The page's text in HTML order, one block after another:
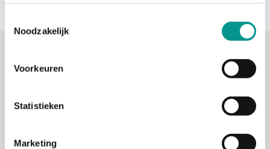
Noodzakelijk
Voorkeuren
Statistieken
Marketing
tandartspraktijk
Wij komen graag vrijblijvend langs om kennis
te maken.
Afspraak maken